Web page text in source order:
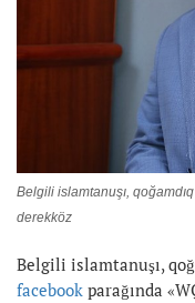
Belgili islamtanuşı,
derekköz
Belgili islamtanuşı,
facebook parağında